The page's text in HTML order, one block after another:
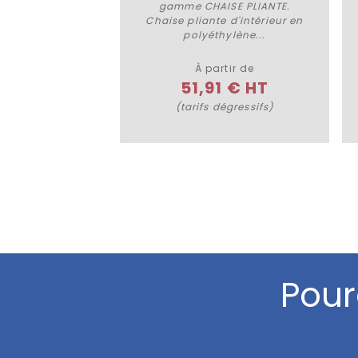
Plus de détails
gamme CHAISE PLIANTE.
Chaise pliante d'intérieur en
polyéthylène...
À partir de
51,91 € HT
(tarifs dégressifs)